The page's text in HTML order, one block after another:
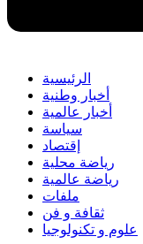
الرئيسية
أخبار وطنية
أخبار عالمية
سياسة
إقتصاد
رياضة محلية
رياضة عالمية
ملفات
ثقافة و فن
علوم و تكنولوجيا